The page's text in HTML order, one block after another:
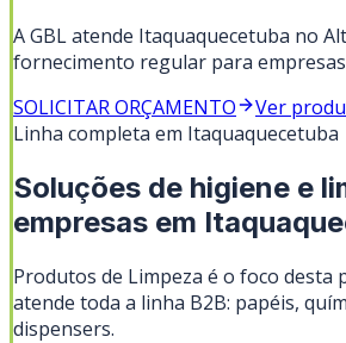
A GBL atende Itaquaquecetuba no
fornecimento regular para
SOLICITAR ORÇAMENTO
Ver
Linha completa em Itaquaquecetuba
Soluções de higiene e
empresas em
Produtos de Limpeza é o foco desta
atende toda a linha B2B: papéis,
dispensers.